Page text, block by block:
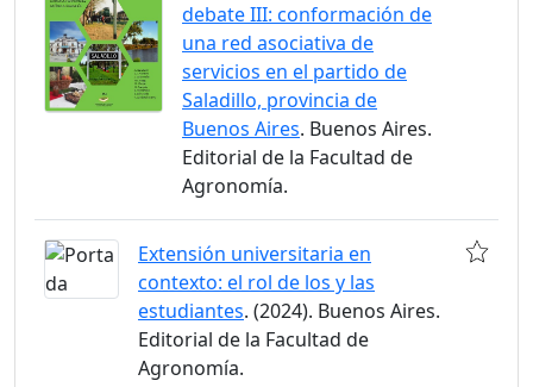
debate III: conformación de
una red asociativa de
servicios en el partido de
Saladillo, provincia de
Buenos Aires. Buenos Aires.
Editorial de la Facultad de
Agronomía.
Extensión universitaria en
contexto: el rol de los y las
estudiantes. (2024). Buenos Aires.
Editorial de la Facultad de
Agronomía.